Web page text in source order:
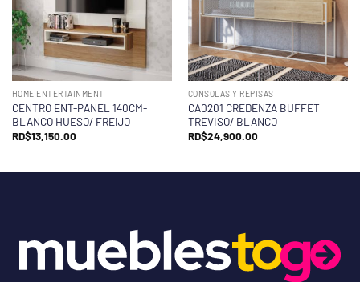
HOME ENTERTAINMENT
CENTRO ENT-PANEL 140CM-
BLANCO HUESO/ FREIJO
RD$13,150.00
CONSOLAS Y REPISAS
CA0201 CREDENZA BUFFET
TREVISO/ BLANCO
RD$24,900.00